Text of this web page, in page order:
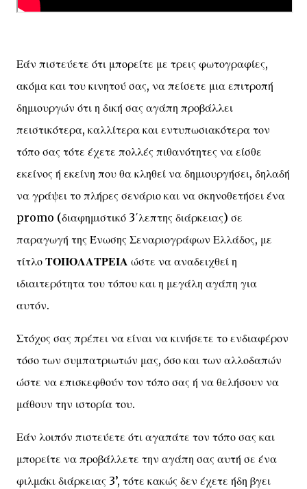
Εάν πιστεύετε ότι μπορείτε με τρεις φωτογραφίες,
ακόμα και του κινητού σας, να πείσετε μια επιτροπή
δημιουργών ότι η δική σας αγάπη προβάλλει
πειστικότερα, καλλίτερα και εντυπωσιακότερα τον
τόπο σας τότε έχετε πολλές πιθανότητες να είσθε
εκείνος ή εκείνη που θα κληθεί να δημιουργήσει, δηλαδή
να γράψει το πλήρες σενάριο και να σκηνοθετήσει ένα
promo (διαφημιστικό 3΄λεπτης διάρκειας) σε
παραγωγή της Ένωσης Σεναριογράφων Ελλάδος, με
τίτλο ΤΟΠΟΛΑΤΡΕΙΑ ώστε να αναδειχθεί η
ιδιαιτερότητα του τόπου και η μεγάλη αγάπη για
αυτόν.
Στόχος σας πρέπει να είναι να κινήσετε το ενδιαφέρον
τόσο των συμπατριωτών μας, όσο και των αλλοδαπών
ώστε να επισκεφθούν τον τόπο σας ή να θελήσουν να
μάθουν την ιστορία του.
Εάν λοιπόν πιστεύετε ότι αγαπάτε τον τόπο σας και
μπορείτε να προβάλλετε την αγάπη σας αυτή σε ένα
φιλμάκι διάρκειας 3’, τότε κακώς δεν έχετε ήδη βγει